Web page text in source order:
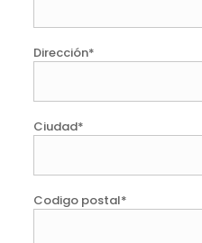
Dirección*
Ciudad*
Codigo postal*